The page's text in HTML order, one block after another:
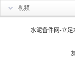
视频
水泥备件网-立足